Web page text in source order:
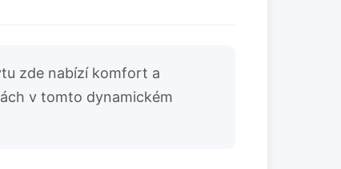
zde nabízí komfort a
v tomto dynamickém